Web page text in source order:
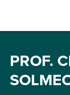
PROF.